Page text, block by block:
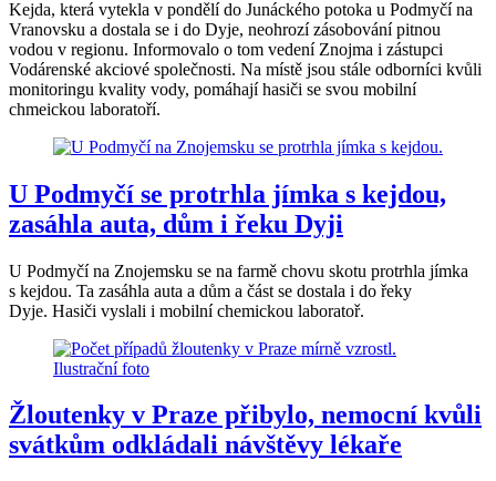
Kejda, která vytekla v pondělí do Junáckého potoka u Podmyčí na
Vranovsku a dostala se i do Dyje, neohrozí zásobování pitnou
vodou v regionu. Informovalo o tom vedení Znojma i zástupci
Vodárenské akciové společnosti. Na místě jsou stále odborníci kvůli
monitoringu kvality vody, pomáhají hasiči se svou mobilní
chmeickou laboratoří.
U Podmyčí se protrhla jímka s kejdou,
zasáhla auta, dům i řeku Dyji
U Podmyčí na Znojemsku se na farmě chovu skotu protrhla jímka
s kejdou. Ta zasáhla auta a dům a část se dostala i do řeky
Dyje. Hasiči vyslali i mobilní chemickou laboratoř.
Žloutenky v Praze přibylo, nemocní kvůli
svátkům odkládali návštěvy lékaře